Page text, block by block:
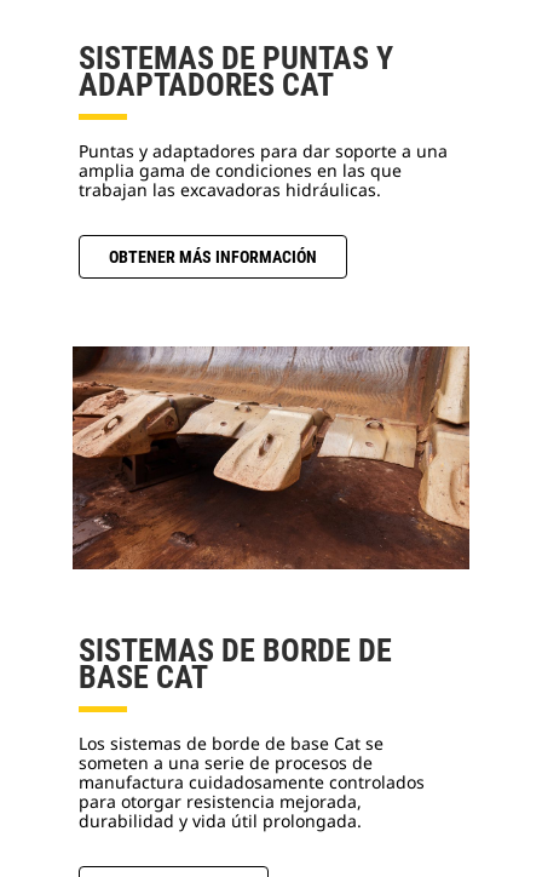
SISTEMAS DE PUNTAS Y
ADAPTADORES CAT
Puntas y adaptadores para dar soporte a una
amplia gama de condiciones en las que
trabajan las excavadoras hidráulicas.
OBTENER MÁS INFORMACIÓN
SISTEMAS DE BORDE DE
BASE CAT
Los sistemas de borde de base Cat se
someten a una serie de procesos de
manufactura cuidadosamente controlados
para otorgar resistencia mejorada,
durabilidad y vida útil prolongada.